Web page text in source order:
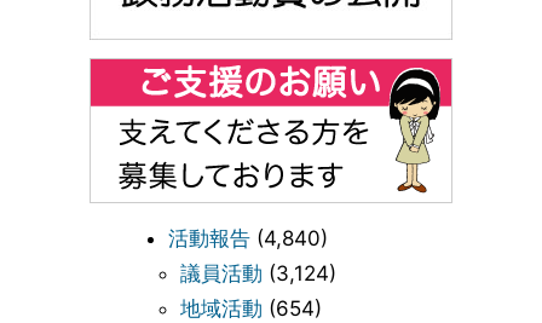
活動報告 (4,840)
議員活動 (3,124)
地域活動 (654)